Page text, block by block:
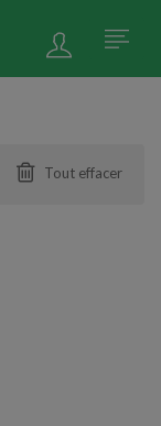
Tout effacer